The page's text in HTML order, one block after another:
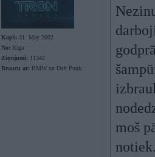
Kopš: 31. May 2002
No: Rīga
Ziņojumi: 11342
Braucu ar: BMW un Daft Punk.
moš